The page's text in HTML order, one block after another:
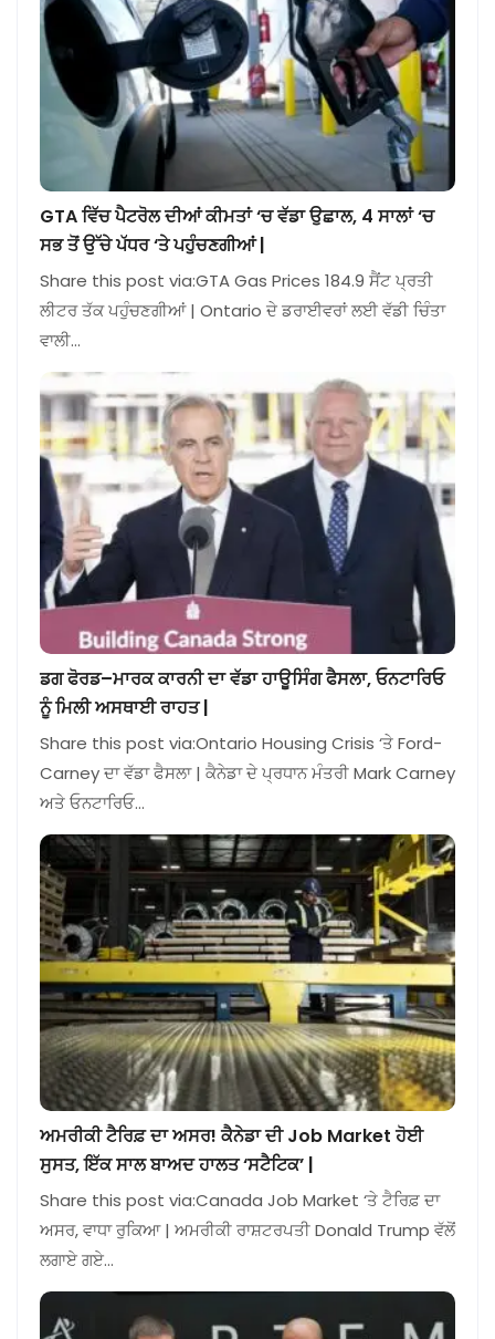
GTA ਵਿੱਚ ਪੈਟਰੋਲ ਦੀਆਂ ਕੀਮਤਾਂ ‘ਚ ਵੱਡਾ ਉਛਾਲ, 4 ਸਾਲਾਂ ‘ਚ
ਸਭ ਤੋਂ ਉੱਚੇ ਪੱਧਰ ‘ਤੇ ਪਹੁੰਚਣਗੀਆਂ |
Share this post via:GTA Gas Prices 184.9 ਸੈਂਟ ਪ੍ਰਤੀ
ਲੀਟਰ ਤੱਕ ਪਹੁੰਚਣਗੀਆਂ | Ontario ਦੇ ਡਰਾਈਵਰਾਂ ਲਈ ਵੱਡੀ ਚਿੰਤਾ
ਵਾਲੀ…
ਡਗ ਫੋਰਡ–ਮਾਰਕ ਕਾਰਨੀ ਦਾ ਵੱਡਾ ਹਾਊਸਿੰਗ ਫੈਸਲਾ, ਓਨਟਾਰਿਓ
ਨੂੰ ਮਿਲੀ ਅਸਥਾਈ ਰਾਹਤ |
Share this post via:Ontario Housing Crisis ‘ਤੇ Ford-
Carney ਦਾ ਵੱਡਾ ਫੈਸਲਾ | ਕੈਨੇਡਾ ਦੇ ਪ੍ਰਧਾਨ ਮੰਤਰੀ Mark Carney
ਅਤੇ ਓਨਟਾਰਿਓ…
ਅਮਰੀਕੀ ਟੈਰਿਫ਼ ਦਾ ਅਸਰ! ਕੈਨੇਡਾ ਦੀ Job Market ਹੋਈ
ਸੁਸਤ, ਇੱਕ ਸਾਲ ਬਾਅਦ ਹਾਲਤ ‘ਸਟੈਟਿਕ’ |
Share this post via:Canada Job Market ‘ਤੇ ਟੈਰਿਫ਼ ਦਾ
ਅਸਰ, ਵਾਧਾ ਰੁਕਿਆ | ਅਮਰੀਕੀ ਰਾਸ਼ਟਰਪਤੀ Donald Trump ਵੱਲੋਂ
ਲਗਾਏ ਗਏ…